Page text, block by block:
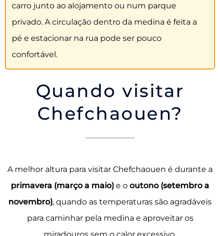
carro junto ao alojamento ou num parque
privado. A circulação dentro da medina é feita a
pé e estacionar na rua pode ser pouco
confortável.
Quando visitar
Chefchaouen?
A melhor altura para visitar Chefchaouen é durante a
primavera (março a maio) e o outono (setembro a
novembro), quando as temperaturas são agradáveis
para caminhar pela medina e aproveitar os